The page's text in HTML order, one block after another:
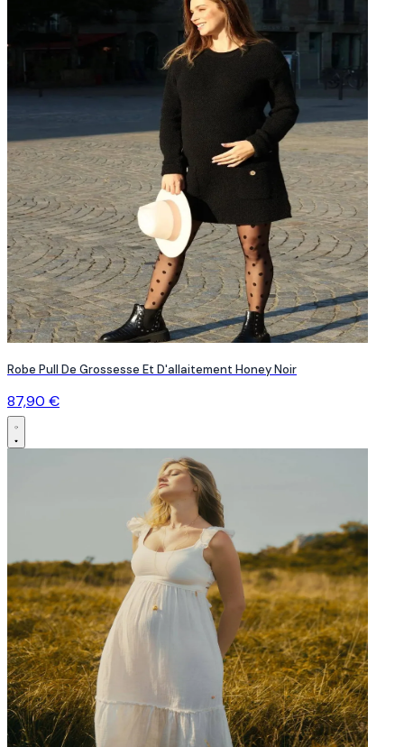
Robe Pull De Grossesse Et D'allaitement Honey Noir
87,90 €